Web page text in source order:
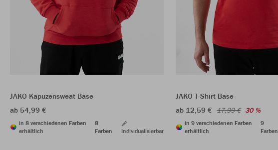
JAKO Kapuzensweat Base
ab 54,99 €
in 8 verschiedenen Farben
erhältlich
8
Farben
Individualisierbar
JAKO T-Shirt Base
ab 12,59 € 17,99 € 30 %
in 9 verschiedenen Farben
erhältlich
9
Farben